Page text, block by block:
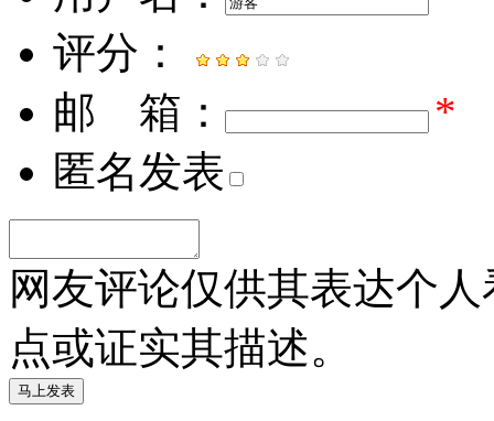
评分：
邮 箱：
*
匿名发表
网友评论仅供其表达个
点或证实其描述。